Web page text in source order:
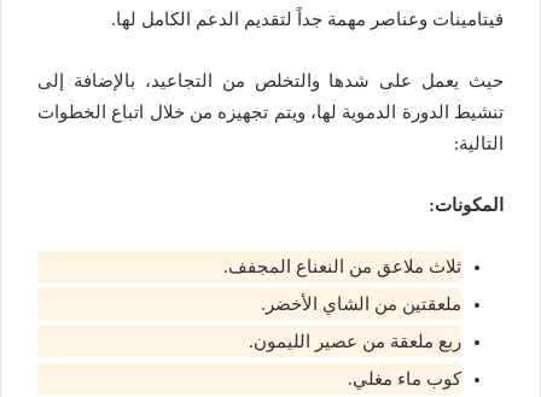
فيتامينات وعناصر مهمة جداً لتقديم الدعم الكامل لها.
حيث يعمل على شدها والتخلص من التجاعيد، بالإضافة إلى
تنشيط الدورة الدموية لها، ويتم تجهيزه من خلال اتباع الخطوات
التالية:
المكونات:
ثلاث ملاعق من النعناع المجفف.
ملعقتين من الشاي الأخضر.
ربع ملعقة من عصير الليمون.
كوب ماء مغلي.